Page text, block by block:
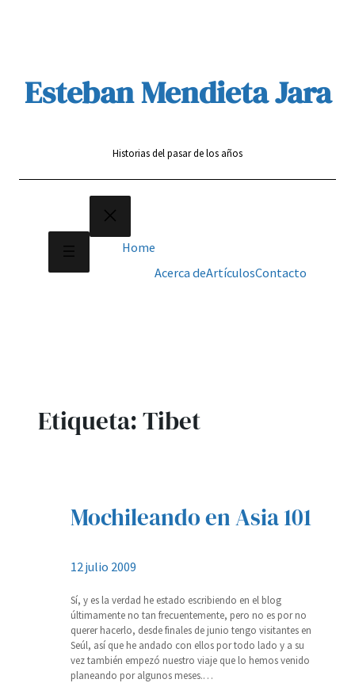
Esteban Mendieta Jara
Historias del pasar de los años
Home
Acerca deArtículosContacto
Etiqueta:Tibet
Mochileando en Asia 101
12 julio 2009
Sí, y es la verdad he estado escribiendo en el blog
últimamente no tan frecuentemente, pero no es por no
querer hacerlo, desde finales de junio tengo visitantes en
Seúl, así que he andado con ellos por todo lado y a su
vez también empezó nuestro viaje que lo hemos venido
planeando por algunos meses.…